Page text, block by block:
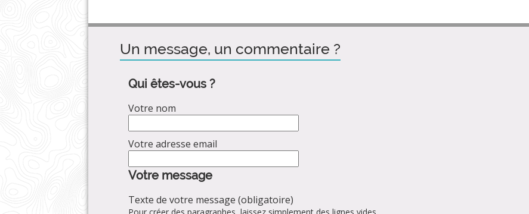
Un message, un commentaire ?
Qui êtes-vous ?
Votre nom
Votre adresse email
Votre message
Texte de votre message (obligatoire)
Pour créer des paragraphes, laissez simplement des lignes vides.